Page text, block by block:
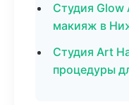
Студия
макияж в
Студия Art
процедуры